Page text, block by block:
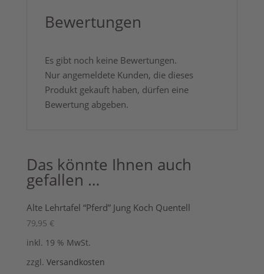
Bewertungen
Es gibt noch keine Bewertungen.
Nur angemeldete Kunden, die dieses
Produkt gekauft haben, dürfen eine
Bewertung abgeben.
Das könnte Ihnen auch
gefallen …
Alte Lehrtafel “Pferd” Jung Koch Quentell
79,95 €
inkl. 19 % MwSt.
zzgl. Versandkosten